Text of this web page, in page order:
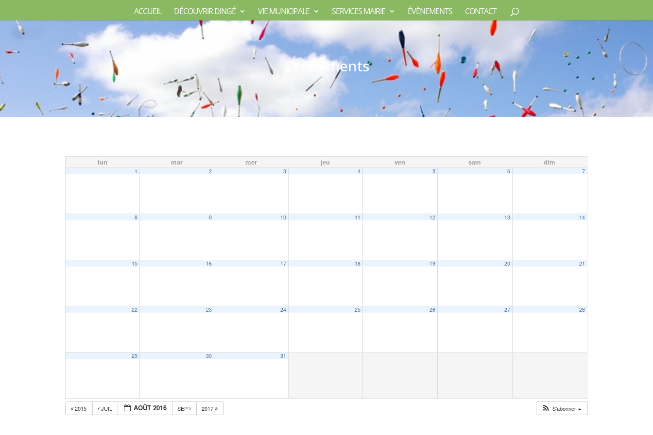
ACCUEIL DÉCOUVRIR DINGÉ VIE MUNICIPALE SERVICES MAIRIE ÉVÈNEMENTS CONTACT
Evènements
lun mar mer jeu ven sam dim
1 2 3 4 5 6 7
8 9 10 11 12 13 14
15 16 17 18 19 20 21
22 23 24 25 26 27 28
29 30 31
2015 JUIL AOÛT 2016 SEP 2017 S’abonner